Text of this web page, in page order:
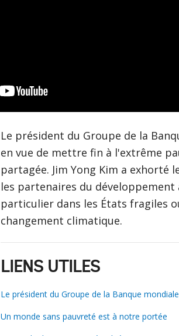
Le président du Groupe de la
en vue de mettre fin à l'extrême
partagée. Jim Yong Kim a exhorté
les partenaires du
particulier dans les États fragiles
changement climatique.
LIENS UTILES
Le président du Groupe de la Banque
Un monde sans pauvreté est à notre portée